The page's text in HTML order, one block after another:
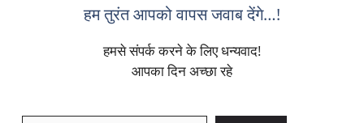
हम तुरंत आपको वापस जवाब देंगे…!
हमसे संपर्क करने के लिए धन्यवाद!
आपका दिन अच्छा रहे